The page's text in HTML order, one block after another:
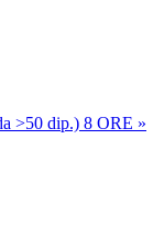
>50 dip.) 8 ORE »